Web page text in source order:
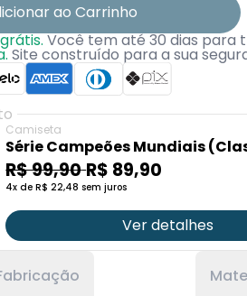
ao Carrinho
Você tem até 30 dias para
Site construído para a sua
Camiseta
Série Campeões Mundiais
Mikhail TAL
R$ 99,90R$ 89,90
4x de R$ 22,48 sem juros
Ver detalhes